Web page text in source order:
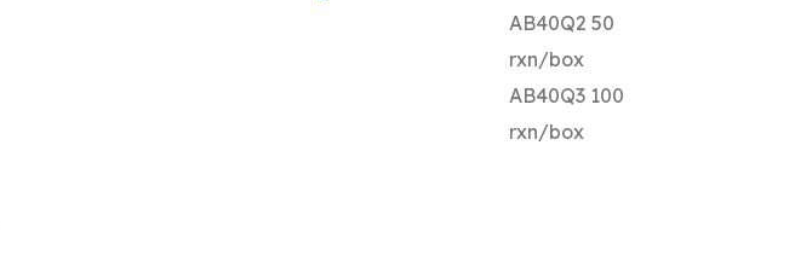
AB40Q2 50
rxn/box
AB40Q3 100
rxn/box